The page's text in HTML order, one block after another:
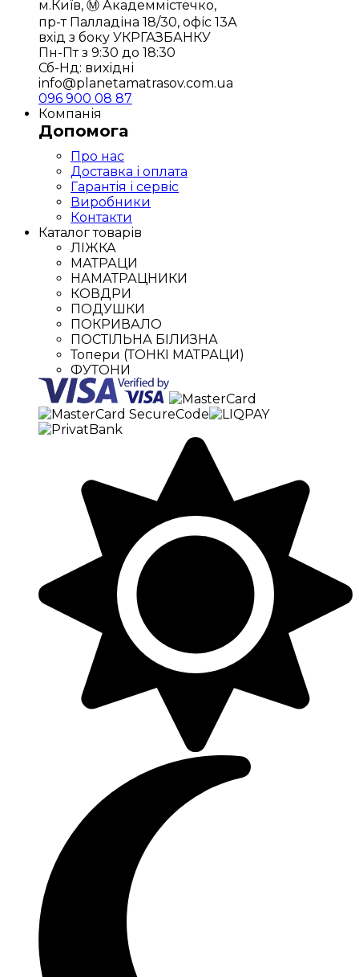
м.Київ, Ⓜ️ Академмістечко,
пр-т Палладіна 18/30, офіс 13А
вхід з боку УКРГАЗБАНКУ
Пн-Пт з 9:30 до 18:30
Сб-Нд: вихідні
info@planetamatrasov.com.ua
096 900 08 87
Компанія
Допомога
Про нас
Доставка і оплата
Гарантія і сервіс
Виробники
Контакти
Каталог товарів
ЛІЖКА
МАТРАЦИ
НАМАТРАЦНИКИ
КОВДРИ
ПОДУШКИ
ПОКРИВАЛО
ПОСТІЛЬНА БІЛИЗНА
Топери (ТОНКІ МАТРАЦИ)
ФУТОНИ